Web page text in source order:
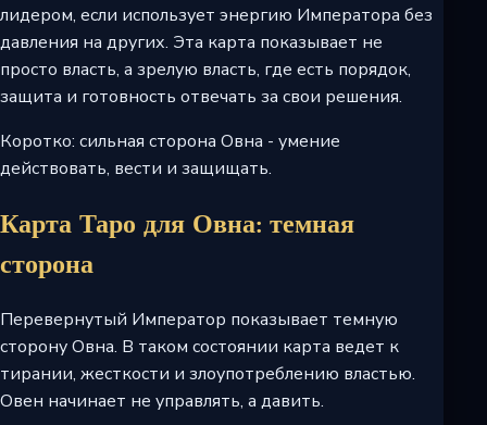
лидером, если использует энергию Императора без
давления на других. Эта карта показывает не
просто власть, а зрелую власть, где есть порядок,
защита и готовность отвечать за свои решения.
Коротко: сильная сторона Овна - умение
действовать, вести и защищать.
Карта Таро для Овна: темная
сторона
Перевернутый Император показывает темную
сторону Овна. В таком состоянии карта ведет к
тирании, жесткости и злоупотреблению властью.
Овен начинает не управлять, а давить.